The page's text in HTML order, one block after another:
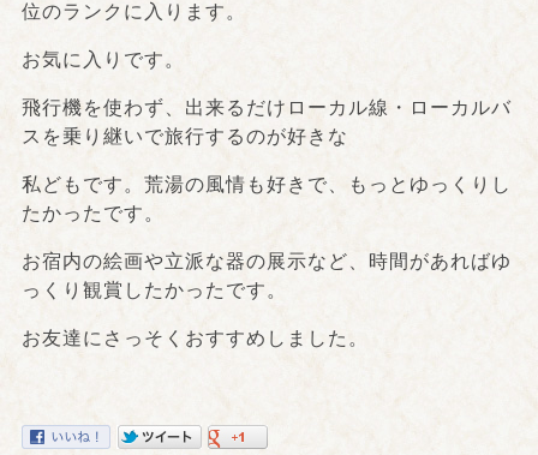
位のランクに入ります。
お気に入りです。
飛行機を使わず、出来るだけローカル線・ローカルバ
スを乗り継いで旅行するのが好きな
私どもです。荒湯の風情も好きで、もっとゆっくりし
たかったです。
お宿内の絵画や立派な器の展示など、時間があればゆ
っくり観賞したかったです。
お友達にさっそくおすすめしました。